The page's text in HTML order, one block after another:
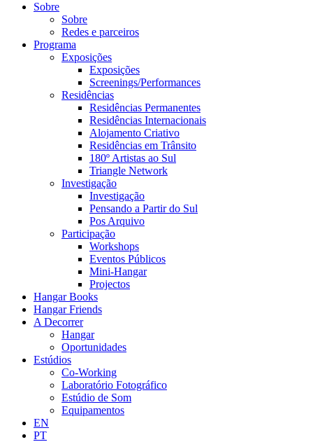
Sobre
Sobre
Redes e parceiros
Programa
Exposições
Exposições
Screenings/Performances
Residências
Residências Permanentes
Residências Internacionais
Alojamento Criativo
Residências em Trânsito
180º Artistas ao Sul
Triangle Network
Investigação
Investigação
Pensando a Partir do Sul
Pos Arquivo
Participação
Workshops
Eventos Públicos
Mini-Hangar
Projectos
Hangar Books
Hangar Friends
A Decorrer
Hangar
Oportunidades
Estúdios
Co-Working
Laboratório Fotográfico
Estúdio de Som
Equipamentos
EN
PT